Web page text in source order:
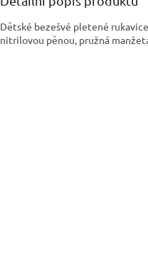
Dětské bezešvé pletené
nitrilovou pěnou, pružná